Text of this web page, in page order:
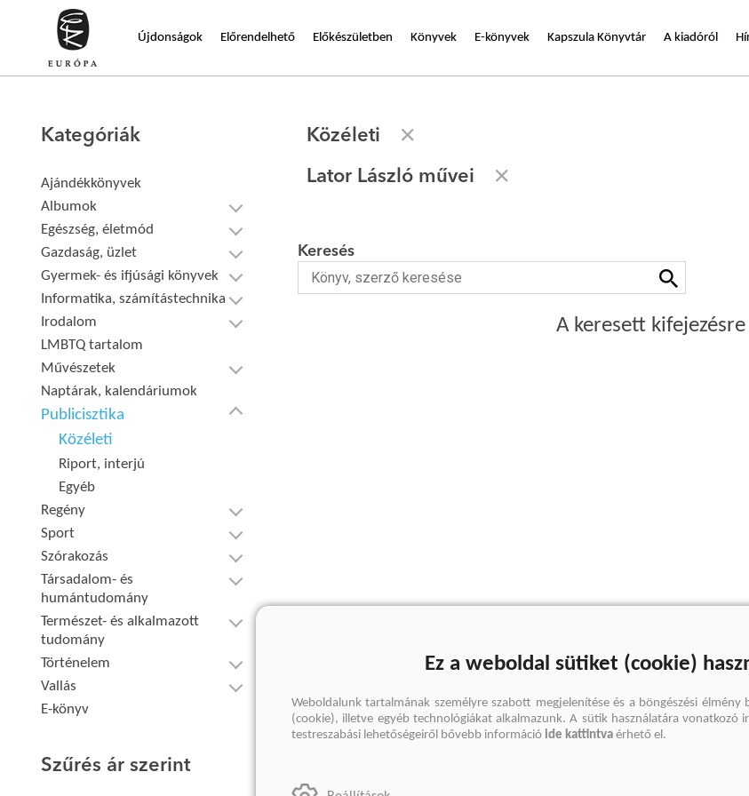
Újdonságok Előrendelhető Előkészületben Könyvek E-könyvek Kapszula Könyvtár A kiadóról
Kategóriák
Ajándékkönyvek
Albumok
Egészség, életmód
Gazdaság, üzlet
Gyermek- és ifjúsági könyvek
Informatika, számítástechnika
Irodalom
LMBTQ tartalom
Művészetek
Naptárak, kalendáriumok
Publicisztika
Közéleti
Riport, interjú
Egyéb
Regény
Sport
Szórakozás
Társadalom- és
humántudomány
Természet- és alkalmazott
tudomány
Történelem
Vallás
E-könyv
Szűrés ár szerint
Közéleti
Lator László művei
Keresés
A keresett
Ez a weboldal sütiket (cookie)
Weboldalunk tartalmának személyre szabott megjelenítése és a böngészési élmény
(cookie), illetve egyéb technológiákat alkalmazunk. A sütik használatára vonatkozó
testreszabási lehetőségeiről bővebb információ ide kattintva érhető el.